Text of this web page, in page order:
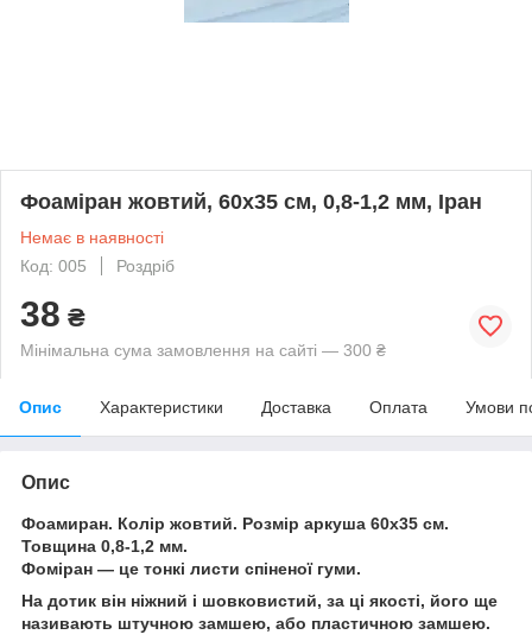
Фоаміран жовтий, 60x35 см, 0,8-1,2 мм, Іран
Немає в наявності
Код: 005
Роздріб
38 ₴
Мінімальна сума замовлення на сайті — 300 ₴
Опис Характеристики Доставка Оплата Умови
Опис
Фоамиран. Колір жовтий. Розмір аркуша 60х35 см.
Товщина 0,8-1,2 мм.
Фоміран — це тонкі листи спіненої гуми.
На дотик він ніжний і шовковистий, за ці якості, його ще
називають штучною замшею, або пластичною замшею.